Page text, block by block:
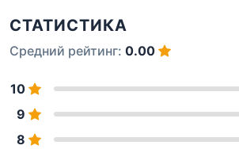
СТАТИСТИКА
Средний рейтинг: 0.00
10
9
8